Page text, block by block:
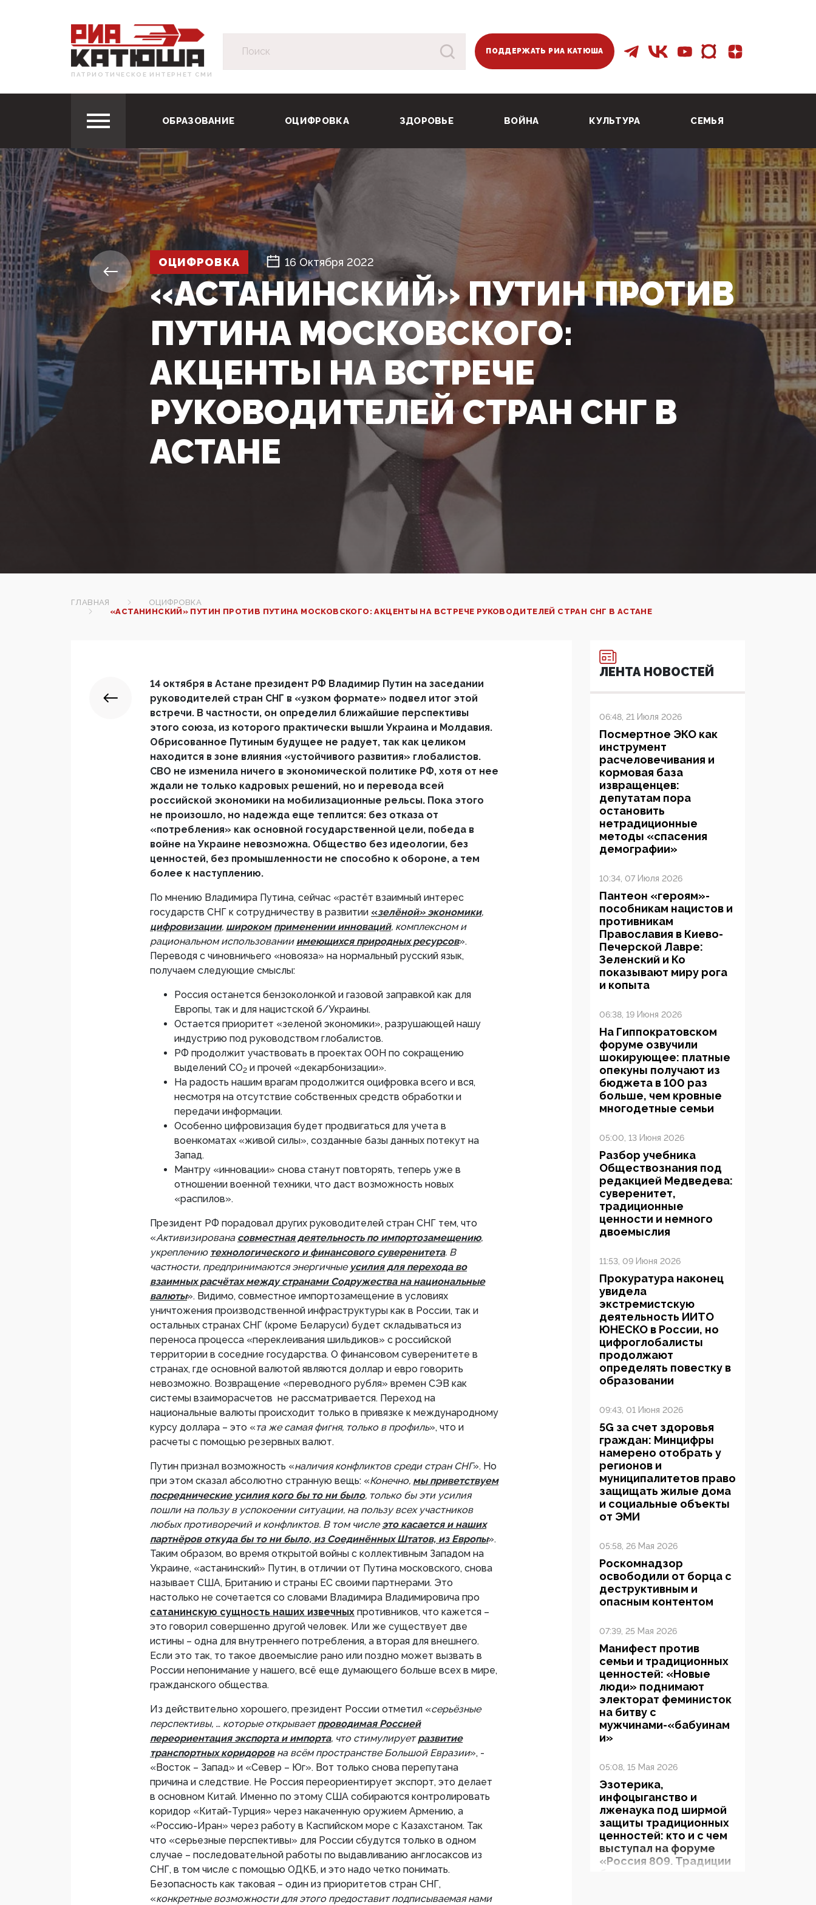
ПАТРИОТИЧЕСКОЕ ИНТЕРНЕТ СМИ
ПОДДЕРЖАТЬ РИА КАТЮША
ОБРАЗОВАНИЕ ОЦИФРОВКА ЗДОРОВЬЕ ВОЙНА КУЛЬТУРА СЕМЬЯ
ОЦИФРОВКА 16 Октября 2022
«АСТАНИНСКИЙ» ПУТИН ПРОТИВ
ПУТИНА МОСКОВСКОГО:
АКЦЕНТЫ НА ВСТРЕЧЕ
РУКОВОДИТЕЛЕЙ СТРАН СНГ В
АСТАНЕ
ГЛАВНАЯ
ОЦИФРОВКА
«АСТАНИНСКИЙ» ПУТИН ПРОТИВ ПУТИНА МОСКОВСКОГО: АКЦЕНТЫ НА ВСТРЕЧЕ РУКОВОДИТЕЛЕЙ СТРАН СНГ В АСТАНЕ
14 октября в Астане президент РФ Владимир Путин на заседании
руководителей стран СНГ в «узком формате» подвел итог этой
встречи. В частности, он определил ближайшие перспективы
этого союза, из которого практически вышли Украина и Молдавия.
Обрисованное Путиным будущее не радует, так как целиком
находится в зоне влияния «устойчивого развития» глобалистов.
СВО не изменила ничего в экономической политике РФ, хотя от нее
ждали не только кадровых решений, но и перевода всей
российской экономики на мобилизационные рельсы. Пока этого
не произошло, но надежда еще теплится: без отказа от
«потребления» как основной государственной цели, победа в
войне на Украине невозможна. Общество без идеологии, без
ценностей, без промышленности не способно к обороне, а тем
более к наступлению.
По мнению Владимира Путина, сейчас «растёт взаимный интерес
государств СНГ к сотрудничеству в развитии «зелёной» экономики,
цифровизации, широком применении инноваций, комплексном и
рациональном использовании имеющихся природных ресурсов».
Переводя с чиновничьего «новояза» на нормальный русский язык,
получаем следующие смыслы:
Россия останется бензоколонкой и газовой заправкой как для
Европы, так и для нацистской б/Украины.
Остается приоритет «зеленой экономики», разрушающей нашу
индустрию под руководством глобалистов.
РФ продолжит участвовать в проектах ООН по сокращению
выделений CO2 и прочей «декарбонизации».
На радость нашим врагам продолжится оцифровка всего и вся,
несмотря на отсутствие собственных средств обработки и
передачи информации.
Особенно цифровизация будет продвигаться для учета в
военкоматах «живой силы», созданные базы данных потекут на
Запад.
Мантру «инновации» снова станут повторять, теперь уже в
отношении военной техники, что даст возможность новых
«распилов».
Президент РФ порадовал других руководителей стран СНГ тем, что
«Активизирована совместная деятельность по импортозамещению,
укреплению технологического и финансового суверенитета. В
частности, предпринимаются энергичные усилия для перехода во
взаимных расчётах между странами Содружества на национальные
валюты». Видимо, совместное импортозамещение в условиях
уничтожения производственной инфраструктуры как в России, так и
остальных странах СНГ (кроме Беларуси) будет складываться из
переноса процесса «переклеивания шильдиков» с российской
территории в соседние государства. О финансовом суверенитете в
странах, где основной валютой являются доллар и евро говорить
невозможно. Возвращение «переводного рубля» времен СЭВ как
системы взаиморасчетов не рассматривается. Переход на
национальные валюты происходит только в привязке к международному
курсу доллара – это «та же самая фигня, только в профиль», что и
расчеты с помощью резервных валют.
Путин признал возможность «наличия конфликтов среди стран СНГ». Но
при этом сказал абсолютно странную вещь: «Конечно, мы приветствуем
посреднические усилия кого бы то ни было, только бы эти усилия
пошли на пользу в успокоении ситуации, на пользу всех участников
любых противоречий и конфликтов. В том числеэто касается и наших
партнёров откуда бы то ни было, из Соединённых Штатов, из Европы».
Таким образом, во время открытой войны с коллективным Западом на
Украине, «астанинский» Путин, в отличии от Путина московского, снова
называет США, Британию и страны ЕС своими партнерами. Это
настолько не сочетается со словами Владимира Владимировича про
сатанинскую сущность наших извечных противников, что кажется –
это говорил совершенно другой человек. Или же существует две
истины – одна для внутреннего потребления, а вторая для внешнего.
Если это так, то такое двоемыслие рано или поздно может вызвать в
России непонимание у нашего, всё еще думающего больше всех в мире,
гражданского общества.
Из действительно хорошего, президент России отметил «серьёзные
перспективы, … которые открываетпроводимая Россией
переориентация экспорта и импорта, что стимулируетразвитие
транспортных коридоровна всём пространстве Большой Евразии», -
«Восток – Запад» и «Север – Юг». Вот только снова перепутана
причина и следствие. Не Россия переориентирует экспорт, это делает
в основном Китай. Именно по этому США собираются контролировать
коридор «Китай-Турция» через накаченную оружием Армению, а
«Россию-Иран» через работу в Каспийском море с Казахстаном. Так
что «серьезные перспективы» для России сбудутся только в одном
случае – последовательной работы по выдавливанию англосаксов из
СНГ, в том числе с помощью ОДКБ, и это надо четко понимать.
Безопасность как таковая – один из приоритетов стран СНГ,
«конкретные возможности для этого предоставит подписываемая нами
ЛЕНТА НОВОСТЕЙ
06:48, 21 Июля 2026
Посмертное ЭКО как
инструмент
расчеловечивания и
кормовая база
извращенцев:
депутатам пора
остановить
нетрадиционные
методы «спасения
демографии»
10:34, 07 Июля 2026
Пантеон «героям»-
пособникам нацистов и
противникам
Православия в Киево-
Печерской Лавре:
Зеленский и Ко
показывают миру рога
и копыта
06:38, 19 Июня 2026
На Гиппократовском
форуме озвучили
шокирующее: платные
опекуны получают из
бюджета в 100 раз
больше, чем кровные
многодетные семьи
05:00, 13 Июня 2026
Разбор учебника
Обществознания под
редакцией Медведева:
суверенитет,
традиционные
ценности и немного
двоемыслия
11:53, 09 Июня 2026
Прокуратура наконец
увидела
экстремистскую
деятельность ИИТО
ЮНЕСКО в России, но
цифроглобалисты
продолжают
определять повестку в
образовании
09:43, 01 Июня 2026
5G за счет здоровья
граждан: Минцифры
намерено отобрать у
регионов и
муниципалитетов право
защищать жилые дома
и социальные объекты
от ЭМИ
05:58, 26 Мая 2026
Роскомнадзор
освободили от борца с
деструктивным и
опасным контентом
07:39, 25 Мая 2026
Манифест против
семьи и традиционных
ценностей: «Новые
люди» поднимают
электорат феминисток
на битву с
мужчинами-«бабуинам
и»
05:08, 15 Мая 2026
Эзотерика,
инфоцыганство и
лженаука под ширмой
защиты традиционных
ценностей: кто и с чем
выступал на форуме
«Россия 809. Традиции